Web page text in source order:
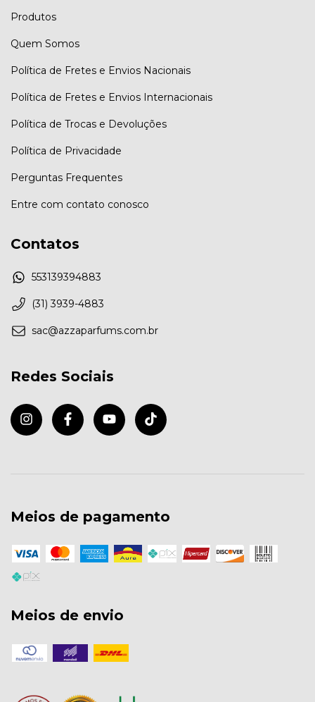
Produtos
Quem Somos
Política de Fretes e Envios Nacionais
Política de Fretes e Envios Internacionais
Política de Trocas e Devoluções
Política de Privacidade
Perguntas Frequentes
Entre com contato conosco
Contatos
553139394883
(31) 3939-4883
sac@azzaparfums.com.br
Redes Sociais
Meios de pagamento
Meios de envio